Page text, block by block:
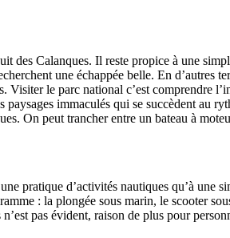
des Calanques. Il reste propice à une
une échappée belle. En d’autres
le parc national c’est comprendre
immaculés qui se succèdent au
On peut trancher entre un bateau à
pratique d’activités nautiques qu’à une
: la plongée sous marin, le scooter
pas évident, raison de plus pour